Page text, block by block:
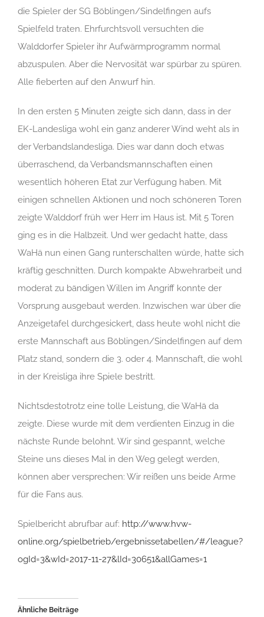
die Spieler der SG Böblingen/Sindelfingen aufs
Spielfeld traten. Ehrfurchtsvoll versuchten die
Walddorfer Spieler ihr Aufwärmprogramm normal
abzuspulen. Aber die Nervosität war spürbar zu spüren.
Alle fieberten auf den Anwurf hin.
In den ersten 5 Minuten zeigte sich dann, dass in der
EK-Landesliga wohl ein ganz anderer Wind weht als in
der Verbandslandesliga. Dies war dann doch etwas
überraschend, da Verbandsmannschaften einen
wesentlich höheren Etat zur Verfügung haben. Mit
einigen schnellen Aktionen und noch schöneren Toren
zeigte Walddorf früh wer Herr im Haus ist. Mit 5 Toren
ging es in die Halbzeit. Und wer gedacht hatte, dass
WaHä nun einen Gang runterschalten würde, hatte sich
kräftig geschnitten. Durch kompakte Abwehrarbeit und
moderat zu bändigen Willen im Angriff konnte der
Vorsprung ausgebaut werden. Inzwischen war über die
Anzeigetafel durchgesickert, dass heute wohl nicht die
erste Mannschaft aus Böblingen/Sindelfingen auf dem
Platz stand, sondern die 3. oder 4. Mannschaft, die wohl
in der Kreisliga ihre Spiele bestritt.
Nichtsdestotrotz eine tolle Leistung, die WaHä da
zeigte. Diese wurde mit dem verdienten Einzug in die
nächste Runde belohnt. Wir sind gespannt, welche
Steine uns dieses Mal in den Weg gelegt werden,
können aber versprechen: Wir reißen uns beide Arme
für die Fans aus.
Spielbericht abrufbar auf: http://www.hvw-
online.org/spielbetrieb/ergebnissetabellen/#/league?
ogId=3&wId=2017-11-27&lId=30651&allGames=1
Ähnliche Beiträge